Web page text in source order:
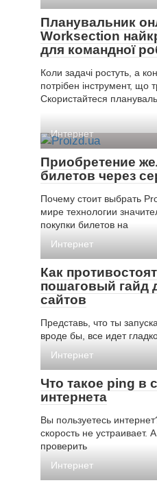
Планувальник
Worksection
для командної
Коли задачі ростуть, а
потрібен інструмент, що
Скористайтеся
Интернет
Приобретение
билетов через
Почему стоит выбрать
мире технологии
покупки билетов на
Интернет
Как
пошаговый гайд
сайтов
Представь, что ты
вроде бы, все идет
Интернет
Что такое ping в
интернета
Вы пользуетесь
скорость не
проверить
Интернет